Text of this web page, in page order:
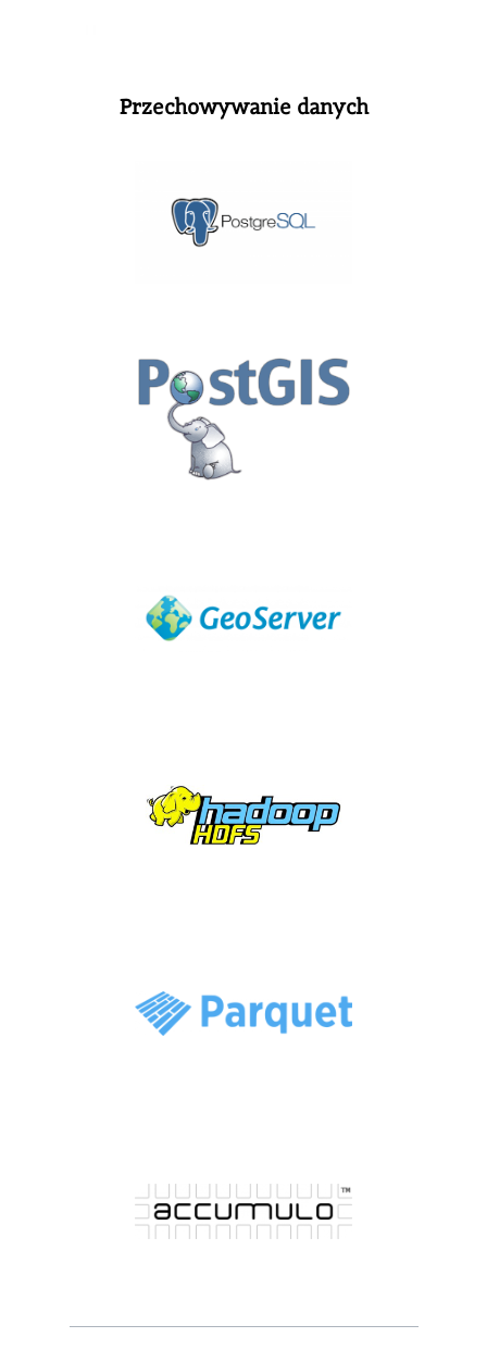
Przechowywanie danych